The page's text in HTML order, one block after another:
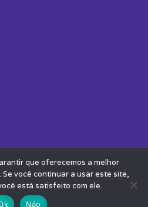
- Instituto Avisa Lá
Theme by
SiteOrigin
que oferecemos a melhor
você continuar a usar este site,
está satisfeito com ele.
Não